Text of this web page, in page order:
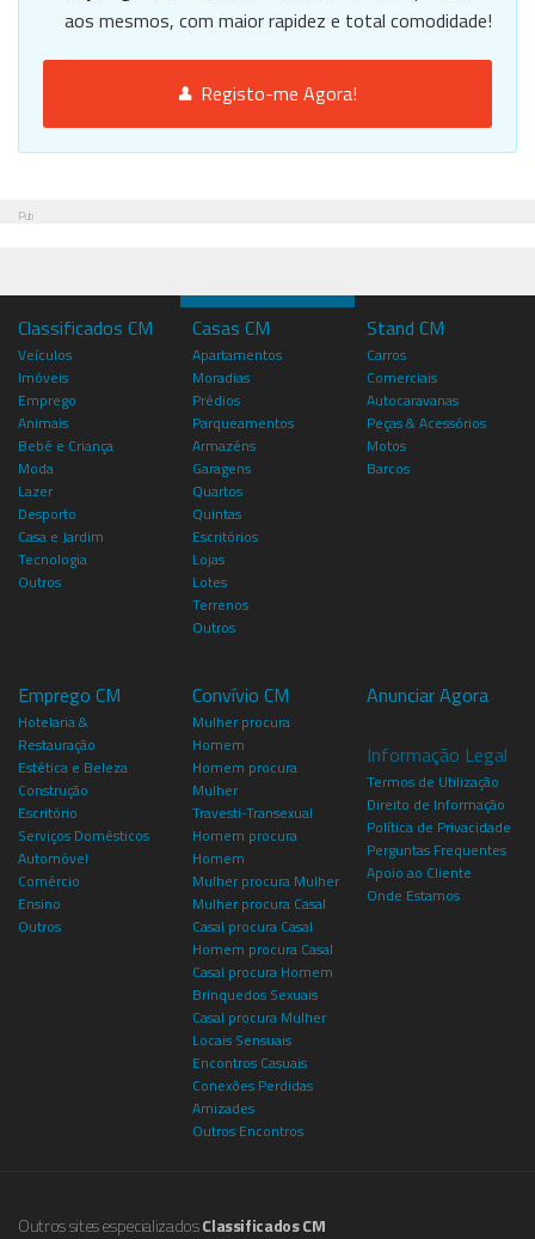
aos mesmos, com maior rapidez e total comodidade!
Registo-me Agora!
Pub
Classificados CM
Veículos
Imóveis
Emprego
Animais
Bebé e Criança
Moda
Lazer
Desporto
Casa e Jardim
Tecnologia
Outros
Casas CM
Apartamentos
Moradias
Prédios
Parqueamentos
Armazéns
Garagens
Quartos
Quintas
Escritórios
Lojas
Lotes
Terrenos
Outros
Stand CM
Carros
Comerciais
Autocaravanas
Peças & Acessórios
Motos
Barcos
Emprego CM
Hotelaria &
Restauração
Estética e Beleza
Construção
Escritório
Serviços Domésticos
Automóvel
Comércio
Ensino
Outros
Convívio CM
Mulher procura
Homem
Homem procura
Mulher
Travesti-Transexual
Homem procura
Homem
Mulher procura Mulher
Mulher procura Casal
Casal procura Casal
Homem procura Casal
Casal procura Homem
Brinquedos Sexuais
Casal procura Mulher
Locais Sensuais
Encontros Casuais
Conexões Perdidas
Amizades
Outros Encontros
Anunciar Agora
Informação Legal
Termos de Utilização
Direito de Informação
Política de Privacidade
Perguntas Frequentes
Apoio ao Cliente
Onde Estamos
Outros sites especializadosClassificados CM